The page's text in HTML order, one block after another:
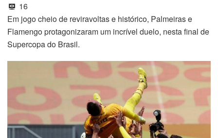
16
Em jogo cheio de reviravoltas e histórico, Palmeiras e
Flamengo protagonizaram um incrível duelo, nesta final de
Supercopa do Brasil.